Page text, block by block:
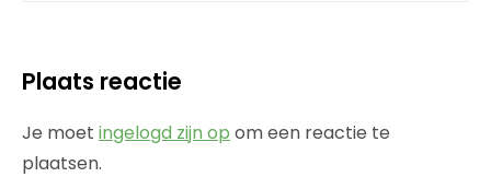
Plaats reactie
Je moet ingelogd zijn op om een reactie te
plaatsen.